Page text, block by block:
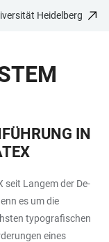
Heidelberg
IN
seit Langem der De-
es um die
typografischen
eines